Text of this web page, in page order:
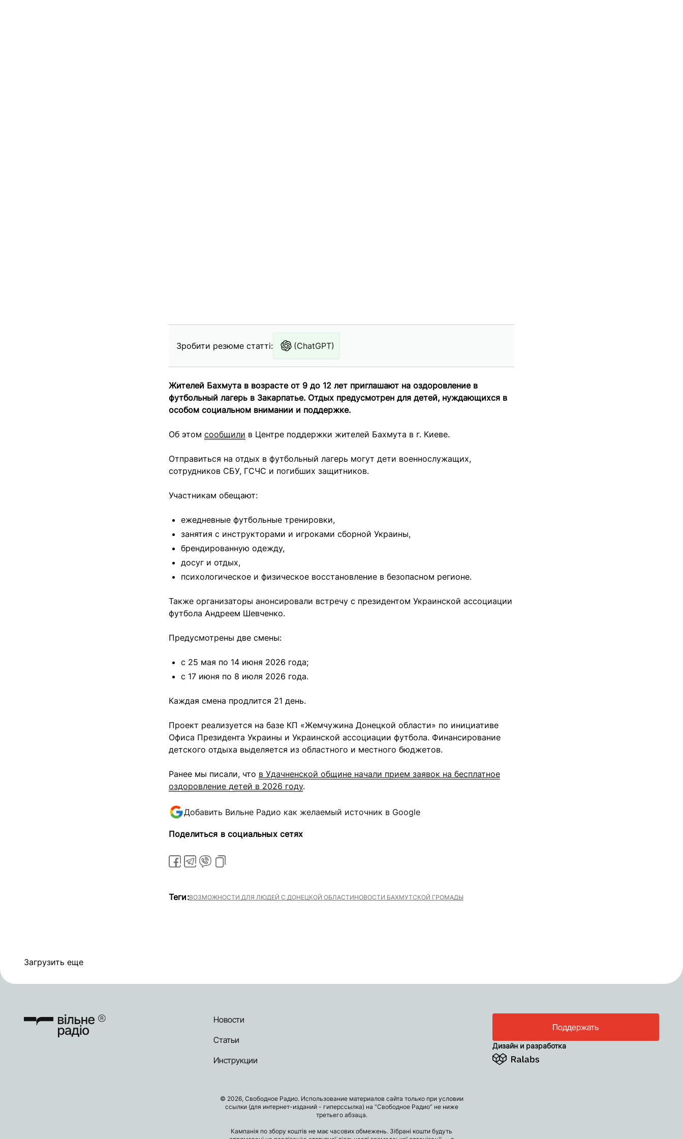
Зробити резюме статті: (ChatGPT)
Жителей Бахмута в возрасте от 9 до 12 лет приглашают на оздоровление в
футбольный лагерь в Закарпатье. Отдых предусмотрен для детей, нуждающихся в
особом социальном внимании и поддержке.
Об этом сообщили в Центре поддержки жителей Бахмута в г. Киеве.
Отправиться на отдых в футбольный лагерь могут дети военнослужащих,
сотрудников СБУ, ГСЧС и погибших защитников.
Участникам обещают:
ежедневные футбольные тренировки,
занятия с инструкторами и игроками сборной Украины,
брендированную одежду,
досуг и отдых,
психологическое и физическое восстановление в безопасном регионе.
Также организаторы анонсировали встречу с президентом Украинской ассоциации
футбола Андреем Шевченко.
Предусмотрены две смены:
с 25 мая по 14 июня 2026 года;
с 17 июня по 8 июля 2026 года.
Каждая смена продлится 21 день.
Проект реализуется на базе КП «Жемчужина Донецкой области» по инициативе
Офиса Президента Украины и Украинской ассоциации футбола. Финансирование
детского отдыха выделяется из областного и местного бюджетов.
Ранее мы писали, что в Удачненской общине начали прием заявок на бесплатное
оздоровление детей в 2026 году.
Добавить Вильне Радио как желаемый источник в Google
Поделиться в социальных сетях
Теги:ВОЗМОЖНОСТИ ДЛЯ ЛЮДЕЙ С ДОНЕЦКОЙ ОБЛАСТИНОВОСТИ БАХМУТСКОЙ ГРОМАДЫ
Загрузить еще
Новости
Статьи
Инструкции
Поддержать
Дизайн и разработка
© 2026, Свободное Радио. Использование материалов сайта только при условии
ссылки (для интернет-изданий - гиперссылка) на “Свободное Радио” не ниже
третьего абзаца.
Кампанія по збору коштів не має часових обмежень. Зібрані кошти будуть